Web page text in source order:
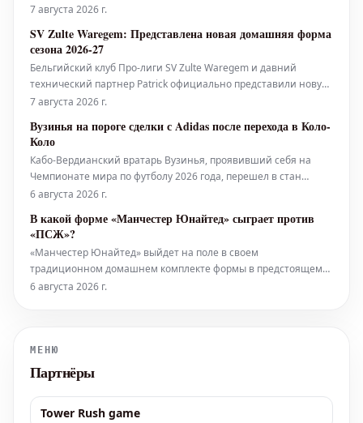
твердым, то липким – в зависимости от ситуации.
7 августа 2026 г.
SV Zulte Waregem: Представлена новая домашняя форма
сезона 2026-27
Бельгийский клуб Про-лиги SV Zulte Waregem и давний
технический партнер Patrick официально представили новую
домашнюю форму на сезон 2026-27.
7 августа 2026 г.
Вузинья на пороге сделки с Adidas после перехода в Коло-
Коло
Кабо-Вердианский вратарь Вузинья, проявивший себя на
Чемпионате мира по футболу 2026 года, перешел в стан
чилийских чемпионов, клуба Коло-Коло. Этот трансфер, по
спонсорскому контракту. Вузинья привлек внимание своим
блестящим выступлен
6 августа 2026 г.
В какой форме «Манчестер Юнайтед» сыграет против
«ПСЖ»?
«Манчестер Юнайтед» выйдет на поле в своем
традиционном домашнем комплекте формы в предстоящем
матче против «Пари Сен-Жермен», который состоится в эту
6 августа 2026 г.
МЕНЮ
Партнёры
Tower Rush game